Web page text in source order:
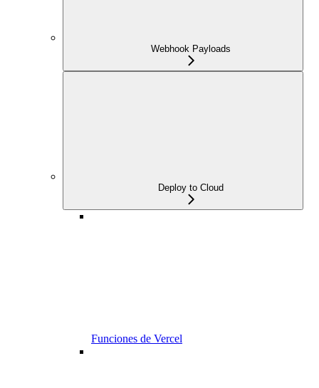
Webhook Payloads
Deploy to Cloud
Funciones de Vercel